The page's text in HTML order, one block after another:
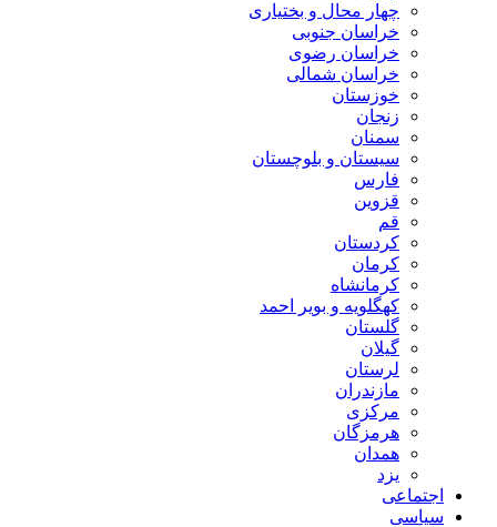
چهار محال و بختیاری
خراسان جنوبی
خراسان رضوی
خراسان شمالی
خوزستان
زنجان
سمنان
سیستان و بلوچستان
فارس
قزوین
قم
کردستان
کرمان
کرمانشاه
کهگلویه و بویر احمد
گلستان
گیلان
لرستان
مازندران
مرکزی
هرمزگان
همدان
یزد
اجتماعی
سیاسی